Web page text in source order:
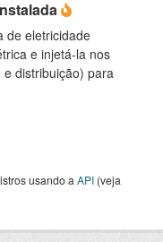
de eletricidade
e injetá-la nos
distribuição) para
usando a API (veja